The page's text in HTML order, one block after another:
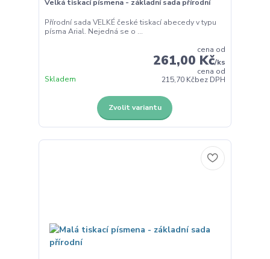
Velká tiskací písmena - základní sada přírodní
Přírodní sada VELKÉ české tiskací abecedy v typu
písma Arial. Nejedná se o ...
cena od
261,00 Kč/ks
cena od
215,70 Kčbez DPH
Skladem
Zvolit variantu